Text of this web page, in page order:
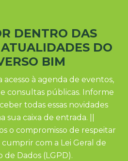
DENTRO DAS
DO
BIM
acesso à agenda de eventos,
consultas públicas. Informe
todas essas novidades
sua caixa de entrada. ||
o compromisso de respeitar
com a Lei Geral de
de Dados (LGPD).